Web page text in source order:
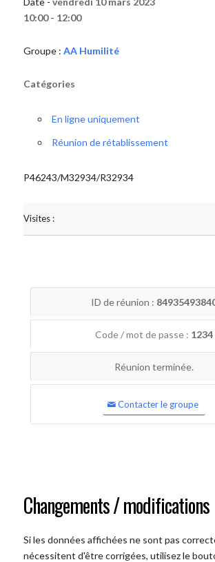
10:00 - 12:00
Groupe : AA Humilité
Catégories
En ligne uniquement
Réunion de rétablissement
P46243/M32934/R32934
Visites :
ID de réunion :
Code / mot de passe : 1234
Réunion terminée.
Contacter le groupe
Changements / modifications
Si les données affichées ne sont pas
nécessitent d'être corrigées, utilisez le